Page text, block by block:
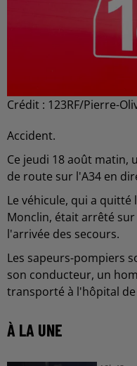
Crédit : 123RF/Pierre-
Accident.
Ce jeudi 18 août matin,
de route sur l'A34 en
Le véhicule, qui a quitté
Monclin, était arrêté
l'arrivée des secours.
Les sapeurs-pompiers
son conducteur, un
transporté à l'hôpital de
À LA UNE